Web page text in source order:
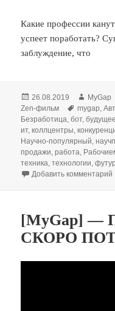
Какие профессии
успеет поработать?
заблуждение, что
Опубликовано
26.08.2019 Автор
MyGap
Zen-фильм
Метки
mygap ,
Безработица ,бот,будущее
ит,коллцентры ,
Научно-популярный ,
продажи ,работа
техника ,технологии ,
Добавить комментарий
[MyGap]
СКОРО